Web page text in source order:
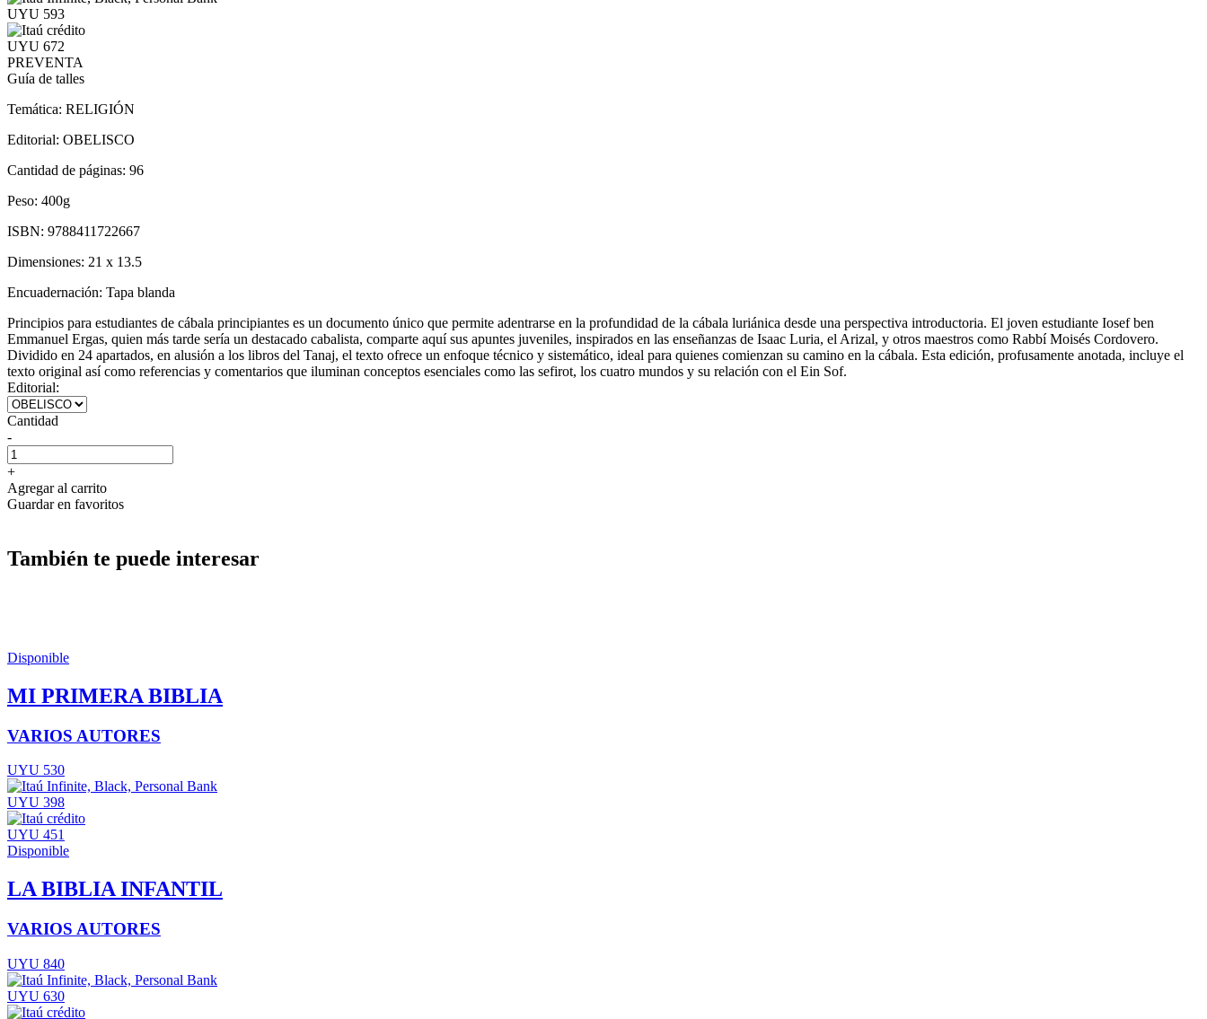
UYU 593
UYU 672
PREVENTA
Guía de talles
Temática: RELIGIÓN
Editorial: OBELISCO
Cantidad de páginas: 96
Peso: 400g
ISBN: 9788411722667
Dimensiones: 21 x 13.5
Encuadernación: Tapa blanda
Principios para estudiantes de cábala principiantes es un documento único que permite adentrarse en la profundidad de la cábala luriánica desde una perspectiva introductoria. El joven estudiante Iosef ben
Emmanuel Ergas, quien más tarde sería un destacado cabalista, comparte aquí sus apuntes juveniles, inspirados en las enseñanzas de Isaac Luria, el Arizal, y otros maestros como Rabbí Moisés Cordovero.
Dividido en 24 apartados, en alusión a los libros del Tanaj, el texto ofrece un enfoque técnico y sistemático, ideal para quienes comienzan su camino en la cábala. Esta edición, profusamente anotada, incluye el
texto original así como referencias y comentarios que iluminan conceptos esenciales como las sefirot, los cuatro mundos y su relación con el Ein Sof.
Editorial:
Cantidad
-
+
Agregar al carrito
Guardar en favoritos
También te puede interesar
Disponible
MI PRIMERA BIBLIA
VARIOS AUTORES
UYU 530
UYU 398
UYU 451
Disponible
LA BIBLIA INFANTIL
VARIOS AUTORES
UYU 840
UYU 630